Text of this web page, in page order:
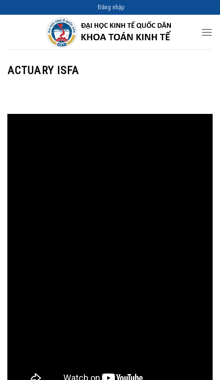
to
Đăng nhập
ACTUARY ISFA